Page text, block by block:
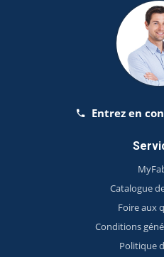
Entrez en
Catalogue
Foire aux
Conditions
Politique